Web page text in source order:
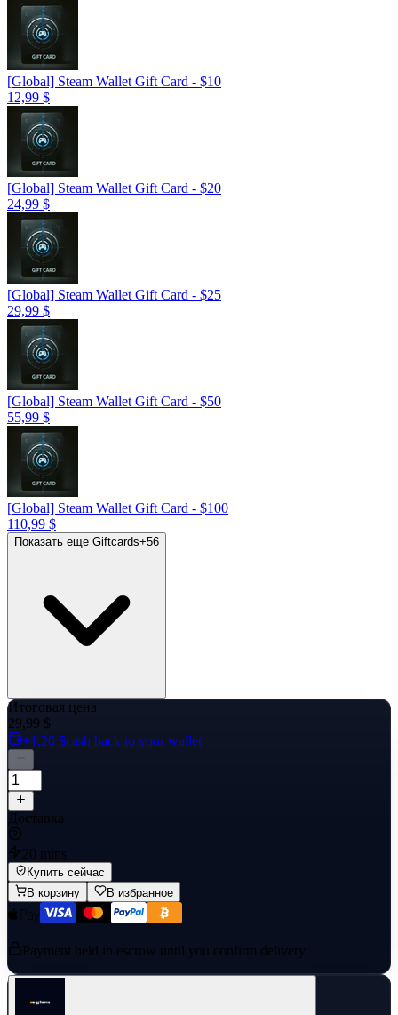
[Global] Steam Wallet Gift Card - $10
12,99 $
[Global] Steam Wallet Gift Card - $20
24,99 $
[Global] Steam Wallet Gift Card - $25
29,99 $
[Global] Steam Wallet Gift Card - $50
55,99 $
[Global] Steam Wallet Gift Card - $100
110,99 $
Показать еще Giftcards+56
Итоговая цена
29,99 $
+1,20 $cash back to your wallet
Доставка
20 mins
Купить сейчас
В корзину
В избранное
Payment held in escrow until you confirm delivery